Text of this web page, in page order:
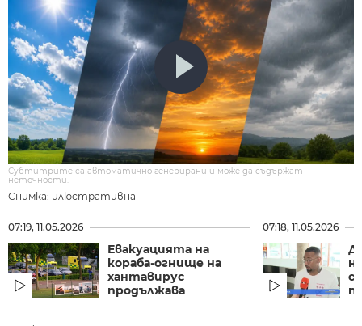
Снимка: илюстративна
Субтитрите са автоматично генерирани и може да съдържат
неточности.
07:19, 11.05.2026
Евакуацията на
кораба-огнище на
хантавирус
продължава
07:18, 11.05.2026